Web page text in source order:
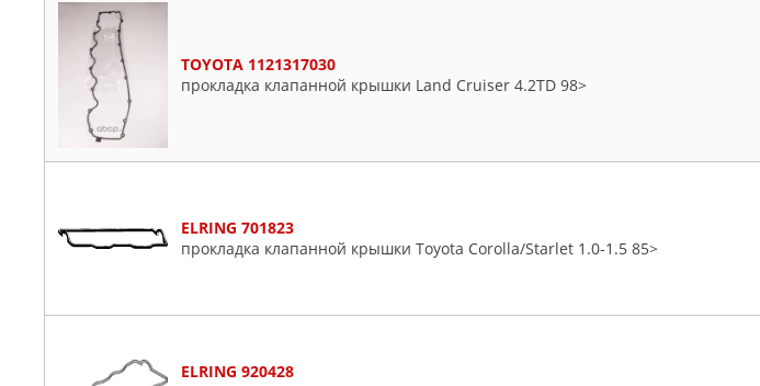
TOYOTA 1121317030
прокладка клапанной крышки Land Cruiser 4.2TD 98>
ELRING 701823
прокладка клапанной крышки Toyota Corolla/Starlet 1.0-1.5 85>
ELRING 920428